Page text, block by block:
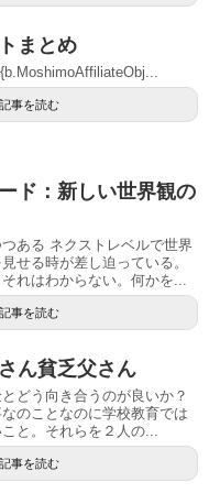
まとめ
記事を読む
ド：新しい世界観の
ある ネクストレベルで世界
せる時が差し迫っている。
れはわからない。何かを...
記事を読む
ん貧乏父さん
どう向き合うのが良いか？
のことなのに学校教育では
と。それらを２人の...
記事を読む